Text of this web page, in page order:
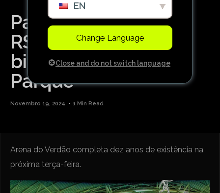
Palmeiras chega a
R$576 milhões em
bilheteria no Allianz
Parque
Novembro 19, 2024 1 Min Read
Arena do Verdão completa dez anos de existência na
próxima terça-feira.
EN
Change Language
Close and do not switch language